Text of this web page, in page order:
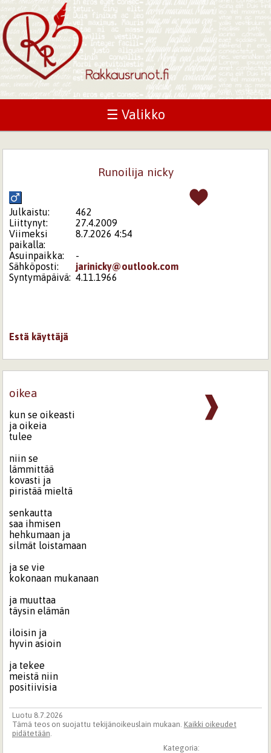
☰ Valikko
Runoilija nicky
Julkaistu:
462
Liittynyt:
27.4.2009
Viimeksi
paikalla:
8.7.2026 4:54
Asuinpaikka:
-
Sähköposti:
jarinicky@outlook.com
Syntymäpäivä: 4.11.1966
Estä käyttäjä
❱
oikea
kun se oikeasti
ja oikeia
tulee
niin se
lämmittää
kovasti ja
piristää mieltä
senkautta
saa ihmisen
hehkumaan ja
silmät loistamaan
ja se vie
kokonaan mukanaan
ja muuttaa
täysin elämän
iloisin ja
hyvin asioin
ja tekee
meistä niin
positiivisia
Luotu 8.7.2026
Tämä teos on suojattu tekijänoikeuslain mukaan. Kaikki oikeudet
pidätetään.
Kategoria: